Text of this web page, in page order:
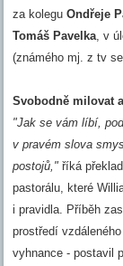
za koleguOndřeje
Tomáš Pavelka, v
(známého mj. z tv
Svobodně milovat
"Jak se vám líbí,
v pravém slova
postojů,"říká
pastorálu, které
i pravidla. Příběh
prostředí
vyhnance - postavil